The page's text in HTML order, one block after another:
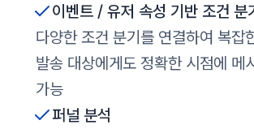
이벤트 / 유저 속성 기반 조건 분
다양한 조건 분기를 연결하여 복잡
발송 대상에게도 정확한 시점에 메
가능
퍼널 분석